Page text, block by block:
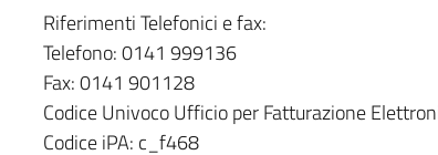
Riferimenti Telefonici e fax:
Telefono: 0141 999136
Fax: 0141 901128
Codice Univoco Ufficio per Fatturazione
Codice iPA: c_f468